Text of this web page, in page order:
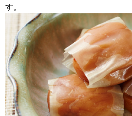
す。